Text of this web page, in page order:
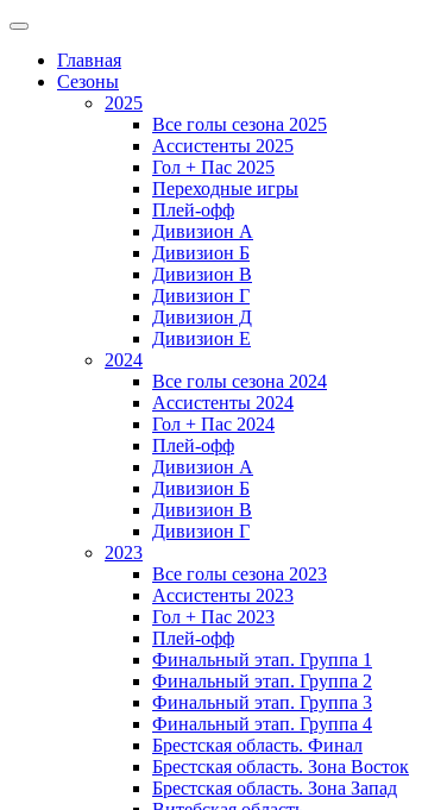
Главная
Сезоны
2025
Все голы сезона 2025
Ассистенты 2025
Гол + Пас 2025
Переходные игры
Плей-офф
Дивизион A
Дивизион Б
Дивизион В
Дивизион Г
Дивизион Д
Дивизион Е
2024
Все голы сезона 2024
Ассистенты 2024
Гол + Пас 2024
Плей-офф
Дивизион A
Дивизион Б
Дивизион В
Дивизион Г
2023
Все голы сезона 2023
Ассистенты 2023
Гол + Пас 2023
Плей-офф
Финальный этап. Группа 1
Финальный этап. Группа 2
Финальный этап. Группа 3
Финальный этап. Группа 4
Брестская область. Финал
Брестская область. Зона Восток
Брестская область. Зона Запад